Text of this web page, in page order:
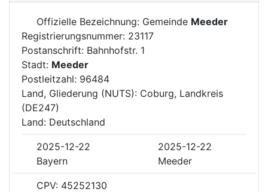
Offizielle Bezeichnung: Gemeinde Meeder
Registrierungsnummer: 23117
Postanschrift: Bahnhofstr. 1
Stadt: Meeder
Postleitzahl: 96484
Land, Gliederung (NUTS): Coburg, Landkreis
(DE247)
Land: Deutschland
2025-12-22
2025-12-22
Bayern
Meeder
CPV: 45252130